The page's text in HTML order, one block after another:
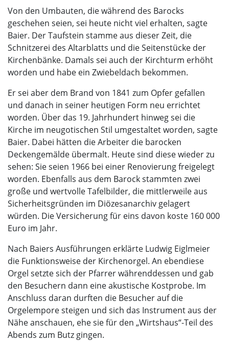
Von den Umbauten, die während des Barocks
geschehen seien, sei heute nicht viel erhalten, sagte
Baier. Der Taufstein stamme aus dieser Zeit, die
Schnitzerei des Altarblatts und die Seitenstücke der
Kirchenbänke. Damals sei auch der Kirchturm erhöht
worden und habe ein Zwiebeldach bekommen.
Er sei aber dem Brand von 1841 zum Opfer gefallen
und danach in seiner heutigen Form neu errichtet
worden. Über das 19. Jahrhundert hinweg sei die
Kirche im neugotischen Stil umgestaltet worden, sagte
Baier. Dabei hätten die Arbeiter die barocken
Deckengemälde übermalt. Heute sind diese wieder zu
sehen: Sie seien 1966 bei einer Renovierung freigelegt
worden. Ebenfalls aus dem Barock stammten zwei
große und wertvolle Tafelbilder, die mittlerweile aus
Sicherheitsgründen im Diözesanarchiv gelagert
würden. Die Versicherung für eins davon koste 160 000
Euro im Jahr.
Nach Baiers Ausführungen erklärte Ludwig Eiglmeier
die Funktionsweise der Kirchenorgel. An ebendiese
Orgel setzte sich der Pfarrer währenddessen und gab
den Besuchern dann eine akustische Kostprobe. Im
Anschluss daran durften die Besucher auf die
Orgelempore steigen und sich das Instrument aus der
Nähe anschauen, ehe sie für den „Wirtshaus“-Teil des
Abends zum Butz gingen.